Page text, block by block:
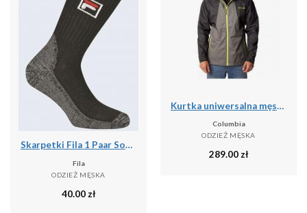
Skarpetki Fila 1 Paar Sock Black 39-42
Fila
ODZIEŻ MĘSKA
40.00 zł
Kurtka uniwersalna męska Columbia Inner Limits Ii Jacket
Columbia
ODZIEŻ MĘSKA
289.00zł